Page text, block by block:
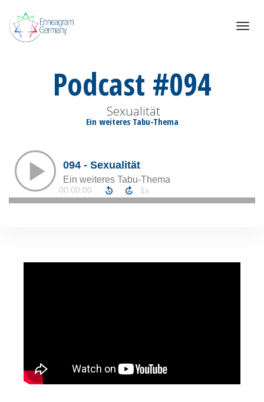
Toggle
Podcast #094
Sexualität
Ein weiteres Tabu-Thema